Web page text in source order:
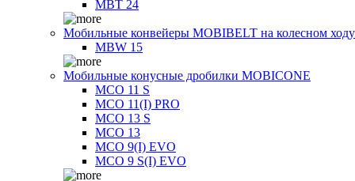
MBT 24
Мобильные конвейеры MOBIBELT на колесном ходу
MBW 15
Мобильные конусные дробилки MOBICONE
MCO 11 S
MCO 11(I) PRO
MCO 13 S
MCO 13
MCO 9(I) EVO
MCO 9 S(I) EVO